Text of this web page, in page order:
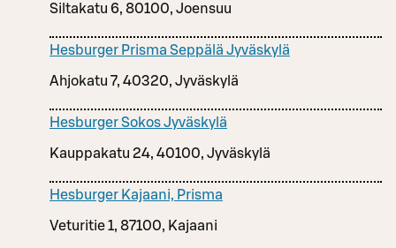
Siltakatu 6, 80100, Joensuu
Hesburger Prisma Seppälä Jyväskylä
Ahjokatu 7, 40320, Jyväskylä
Hesburger Sokos Jyväskylä
Kauppakatu 24, 40100, Jyväskylä
Hesburger Kajaani, Prisma
Veturitie 1, 87100, Kajaani